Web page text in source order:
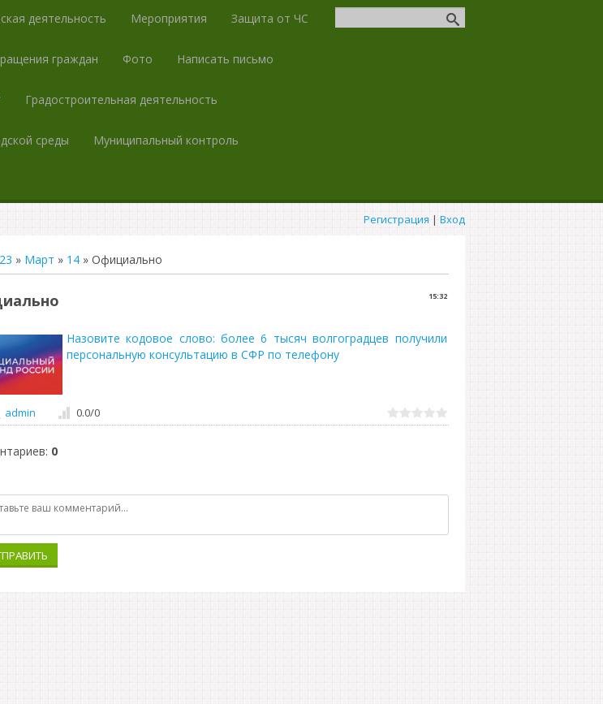
деятельность Мероприятия Защита от ЧС
граждан Фото Написать письмо
Градостроительная деятельность
среды Муниципальный контроль
Регистрация | Вход
» Март » 14» Официально
15:32
Назовите кодовое слово: более 6 тысяч волгоградцев получили
персональную консультацию в СФР по телефону
admin 0.0/0
: 0